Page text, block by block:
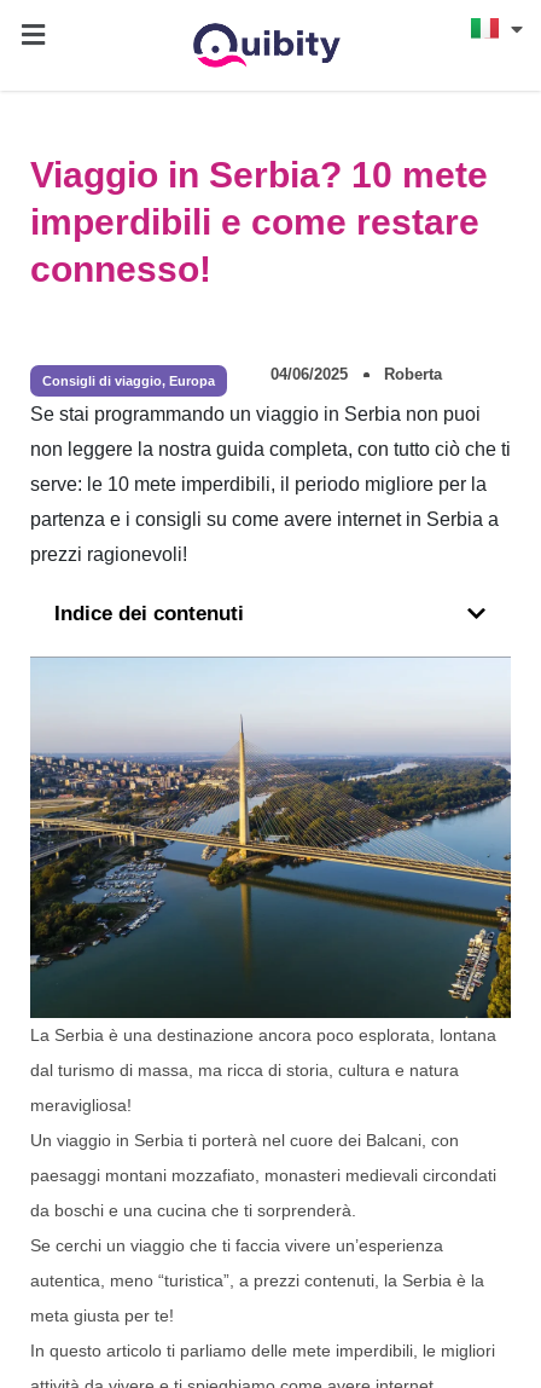
Viaggio in Serbia? 10 mete
imperdibili e come restare
connesso!
Consigli di viaggio, Europa 04/06/2025 Roberta
Se stai programmando un viaggio in Serbia non puoi
non leggere la nostra guida completa, con tutto ciò che ti
serve: le 10 mete imperdibili, il periodo migliore per la
partenza e i consigli su come avere internet in Serbia a
prezzi ragionevoli!
Indice dei contenuti
La Serbia è una destinazione ancora poco esplorata, lontana
dal turismo di massa, ma ricca di storia, cultura e natura
meravigliosa!
Un viaggio in Serbia ti porterà nel cuore dei Balcani, con
paesaggi montani mozzafiato, monasteri medievali circondati
da boschi e una cucina che ti sorprenderà.
Se cerchi un viaggio che ti faccia vivere un’esperienza
autentica, meno “turistica”, a prezzi contenuti, la Serbia è la
meta giusta per te!
In questo articolo ti parliamo delle mete imperdibili, le migliori